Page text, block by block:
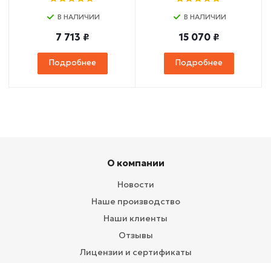
В НАЛИЧИИ
7 713 ₽
Подробнее
В НАЛИЧИИ
15 070 ₽
Подробнее
О компании
Новости
Наше производство
Наши клиенты
Отзывы
Лицензии и сертификаты